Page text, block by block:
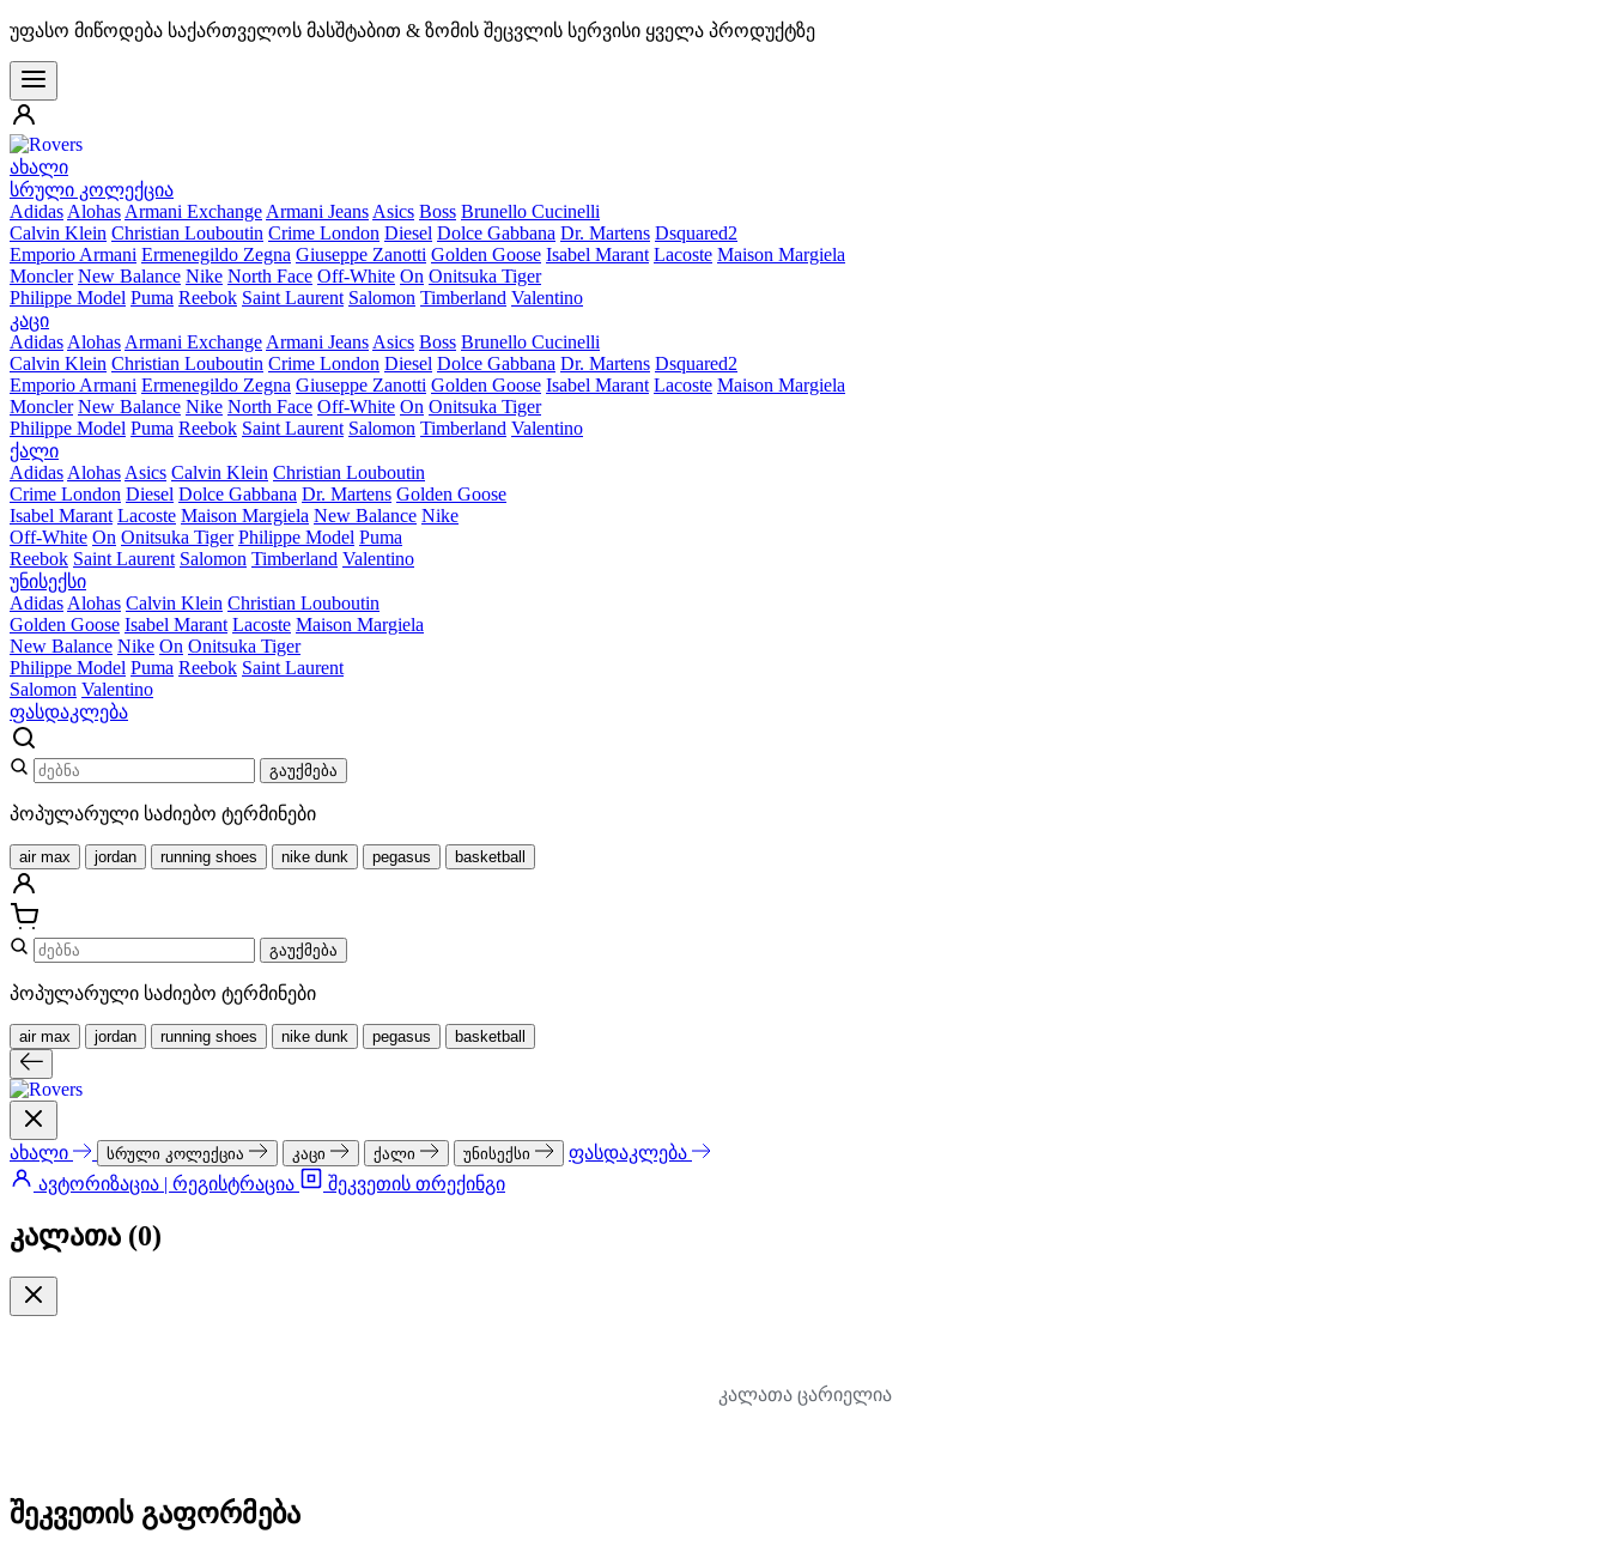
უფასო მიწოდება საქართველოს მასშტაბით & ზომის შეცვლის სერვისი ყველა პროდუქტზე
ახალი
სრული კოლექცია
Adidas Alohas Armani Exchange Armani Jeans Asics Boss Brunello Cucinelli
Calvin Klein Christian Louboutin Crime London Diesel Dolce Gabbana Dr. Martens Dsquared2
Emporio Armani Ermenegildo Zegna Giuseppe Zanotti Golden Goose Isabel Marant Lacoste Maison Margiela
Moncler New Balance Nike North Face Off-White On Onitsuka Tiger
Philippe Model Puma Reebok Saint Laurent Salomon Timberland Valentino
კაცი
Adidas Alohas Armani Exchange Armani Jeans Asics Boss Brunello Cucinelli
Calvin Klein Christian Louboutin Crime London Diesel Dolce Gabbana Dr. Martens Dsquared2
Emporio Armani Ermenegildo Zegna Giuseppe Zanotti Golden Goose Isabel Marant Lacoste Maison Margiela
Moncler New Balance Nike North Face Off-White On Onitsuka Tiger
Philippe Model Puma Reebok Saint Laurent Salomon Timberland Valentino
ქალი
Adidas Alohas Asics Calvin Klein Christian Louboutin
Crime London Diesel Dolce Gabbana Dr. Martens Golden Goose
Isabel Marant Lacoste Maison Margiela New Balance Nike
Off-White On Onitsuka Tiger Philippe Model Puma
Reebok Saint Laurent Salomon Timberland Valentino
უნისექსი
Adidas Alohas Calvin Klein Christian Louboutin
Golden Goose Isabel Marant Lacoste Maison Margiela
New Balance Nike On Onitsuka Tiger
Philippe Model Puma Reebok Saint Laurent
Salomon Valentino
ფასდაკლება
გაუქმება
პოპულარული საძიებო ტერმინები
air max jordan running shoes nike dunk pegasus basketball
გაუქმება
პოპულარული საძიებო ტერმინები
air max jordan running shoes nike dunk pegasus basketball
ახალი სრული კოლექცია კაცი ქალი უნისექსი
ფასდაკლება
ავტორიზაცია | რეგისტრაცია
შეკვეთის თრექინგი
კალათა (0)
კალათა ცარიელია
შეკვეთის გაფორმება